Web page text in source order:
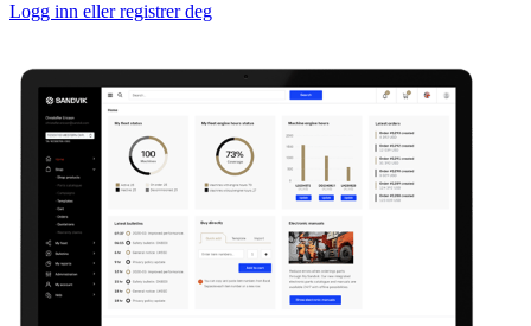
Logg inn eller registrer deg